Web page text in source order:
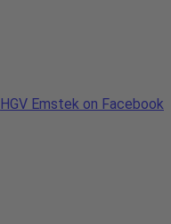
HGV Emstek on Facebook